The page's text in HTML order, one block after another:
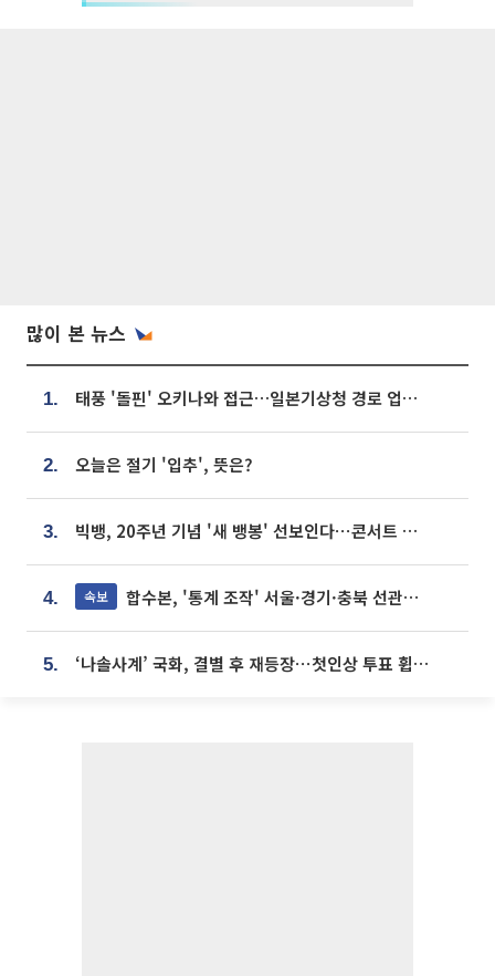
많이 본 뉴스
1. 태풍 '돌핀' 오키나와 접근…일본기상청 경로 업데이트
2. 오늘은 절기 '입추', 뜻은?
3. 빅뱅, 20주년 기념 '새 뱅봉' 선보인다⋯콘서트 앞두고 팝업 개최
4. 속보 합수본, '통계 조작' 서울·경기·충북 선관위 등 추가 압수수색
5. ‘나솔사계’ 국화, 결별 후 재등장⋯첫인상 투표 휩쓸고 ‘인기녀’ 등극